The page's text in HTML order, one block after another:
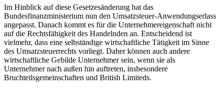
Im Hinblick auf diese Gesetzesänderung hat das
Bundesfinanzministerium nun den Umsatzsteuer-Anwendungserlass
angepasst. Danach kommt es für die Unternehmereigenschaft nicht
auf die Rechtsfähigkeit des Handelnden an. Entscheidend ist
vielmehr, dass eine selbständige wirtschaftliche Tätigkeit im Sinne
des Umsatzsteuerrechts vorliegt. Daher können auch andere
wirtschaftliche Gebilde Unternehmer sein, wenn sie als
Unternehmer nach außen hin auftreten, insbesondere
Bruchteilsgemeinschaften und British Limiteds.